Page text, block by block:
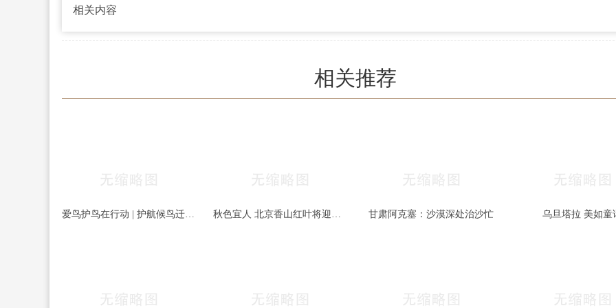
相关内容
相关推荐
爱鸟护鸟在行动 | 护航候鸟迁徙，守护鸟类家园！哈尔滨青少年在行动…… 甘肃阿克塞：沙漠深处治沙忙 乌旦塔拉 美如童